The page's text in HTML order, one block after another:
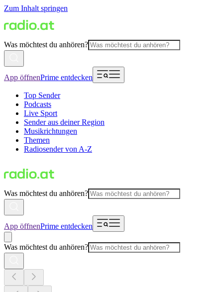
Zum Inhalt springen
Was möchtest du anhören?
App öffnenPrime entdecken
Top Sender
Podcasts
Live Sport
Sender aus deiner Region
Musikrichtungen
Themen
Radiosender von A-Z
Was möchtest du anhören?
App öffnenPrime entdecken
Was möchtest du anhören?